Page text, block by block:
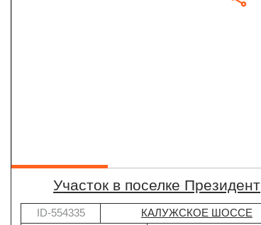
участок в поселке Президент
ID-554335
КАЛУЖСКОЕ ШОССЕ